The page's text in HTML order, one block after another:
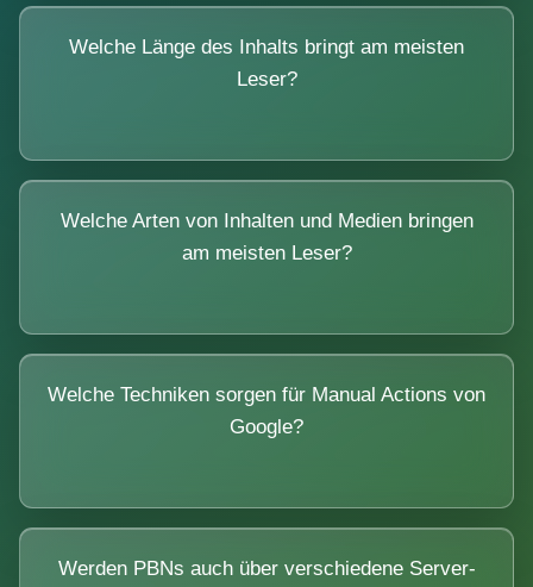
Welche Länge des Inhalts bringt am meisten
Leser?
Welche Arten von Inhalten und Medien bringen
am meisten Leser?
Welche Techniken sorgen für Manual Actions von
Google?
Werden PBNs auch über verschiedene Server-